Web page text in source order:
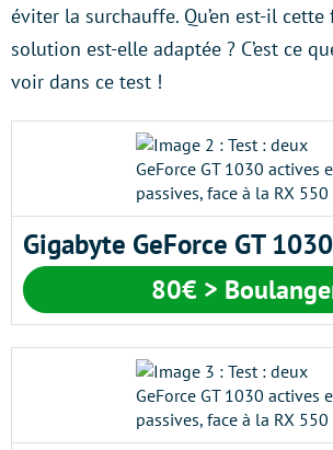
éviter la surchauffe. Qu’en est-il cette
solution est-elle adaptée ? C’est ce
voir dans ce test !
Gigabyte GeForce GT
80€ >